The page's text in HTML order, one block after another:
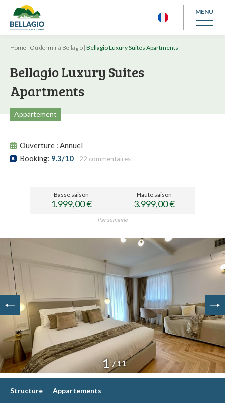
MENU
Home | Où dormir à Bellagio | Bellagio Luxury Suites Apartments
Bellagio Luxury Suites
Apartments
Appartement
Ouverture : Annuel
Booking: 9.3/10 - 22 commentaires
Basse saison
1.999,00 €
Haute saison
3.999,00 €
Par semaine
1 / 11
Structure Appartements